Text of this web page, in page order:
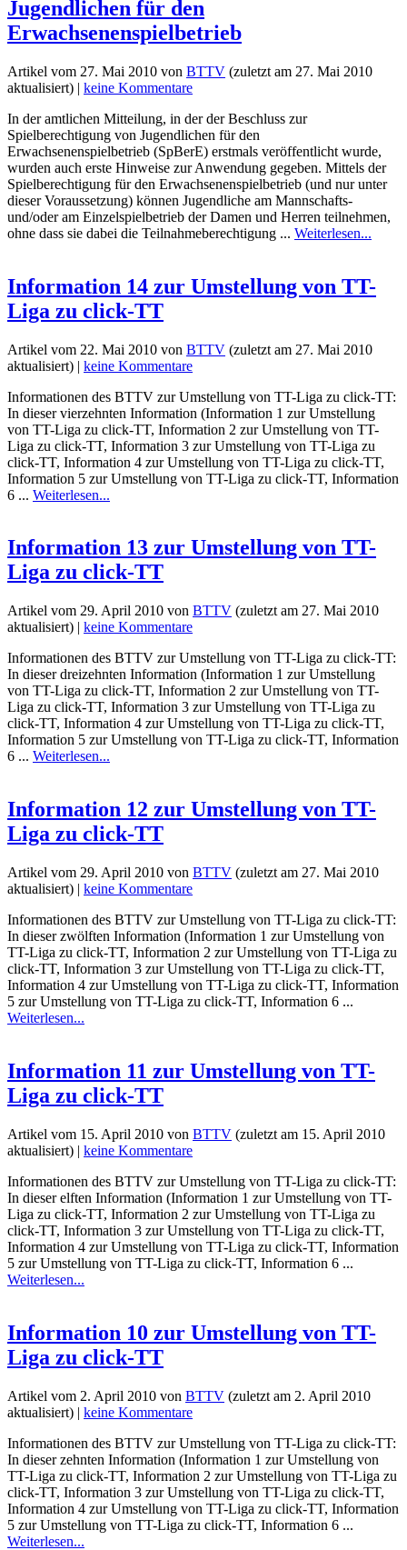
Jugendlichen für den
Erwachsenenspielbetrieb
Artikel vom 27. Mai 2010 von BTTV (zuletzt am 27. Mai 2010
aktualisiert) | keine Kommentare
In der amtlichen Mitteilung, in der der Beschluss zur
Spielberechtigung von Jugendlichen für den
Erwachsenenspielbetrieb (SpBerE) erstmals veröffentlicht wurde,
wurden auch erste Hinweise zur Anwendung gegeben. Mittels der
Spielberechtigung für den Erwachsenenspielbetrieb (und nur unter
dieser Voraussetzung) können Jugendliche am Mannschafts-
und/oder am Einzelspielbetrieb der Damen und Herren teilnehmen,
ohne dass sie dabei die Teilnahmeberechtigung ... Weiterlesen...
Information 14 zur Umstellung von TT-
Liga zu click-TT
Artikel vom 22. Mai 2010 von BTTV (zuletzt am 27. Mai 2010
aktualisiert) | keine Kommentare
Informationen des BTTV zur Umstellung von TT-Liga zu click-TT:
In dieser vierzehnten Information (Information 1 zur Umstellung
von TT-Liga zu click-TT, Information 2 zur Umstellung von TT-
Liga zu click-TT, Information 3 zur Umstellung von TT-Liga zu
click-TT, Information 4 zur Umstellung von TT-Liga zu click-TT,
Information 5 zur Umstellung von TT-Liga zu click-TT, Information
6 ... Weiterlesen...
Information 13 zur Umstellung von TT-
Liga zu click-TT
Artikel vom 29. April 2010 von BTTV (zuletzt am 27. Mai 2010
aktualisiert) | keine Kommentare
Informationen des BTTV zur Umstellung von TT-Liga zu click-TT:
In dieser dreizehnten Information (Information 1 zur Umstellung
von TT-Liga zu click-TT, Information 2 zur Umstellung von TT-
Liga zu click-TT, Information 3 zur Umstellung von TT-Liga zu
click-TT, Information 4 zur Umstellung von TT-Liga zu click-TT,
Information 5 zur Umstellung von TT-Liga zu click-TT, Information
6 ... Weiterlesen...
Information 12 zur Umstellung von TT-
Liga zu click-TT
Artikel vom 29. April 2010 von BTTV (zuletzt am 27. Mai 2010
aktualisiert) | keine Kommentare
Informationen des BTTV zur Umstellung von TT-Liga zu click-TT:
In dieser zwölften Information (Information 1 zur Umstellung von
TT-Liga zu click-TT, Information 2 zur Umstellung von TT-Liga zu
click-TT, Information 3 zur Umstellung von TT-Liga zu click-TT,
Information 4 zur Umstellung von TT-Liga zu click-TT, Information
5 zur Umstellung von TT-Liga zu click-TT, Information 6 ...
Weiterlesen...
Information 11 zur Umstellung von TT-
Liga zu click-TT
Artikel vom 15. April 2010 von BTTV (zuletzt am 15. April 2010
aktualisiert) | keine Kommentare
Informationen des BTTV zur Umstellung von TT-Liga zu click-TT:
In dieser elften Information (Information 1 zur Umstellung von TT-
Liga zu click-TT, Information 2 zur Umstellung von TT-Liga zu
click-TT, Information 3 zur Umstellung von TT-Liga zu click-TT,
Information 4 zur Umstellung von TT-Liga zu click-TT, Information
5 zur Umstellung von TT-Liga zu click-TT, Information 6 ...
Weiterlesen...
Information 10 zur Umstellung von TT-
Liga zu click-TT
Artikel vom 2. April 2010 von BTTV (zuletzt am 2. April 2010
aktualisiert) | keine Kommentare
Informationen des BTTV zur Umstellung von TT-Liga zu click-TT:
In dieser zehnten Information (Information 1 zur Umstellung von
TT-Liga zu click-TT, Information 2 zur Umstellung von TT-Liga zu
click-TT, Information 3 zur Umstellung von TT-Liga zu click-TT,
Information 4 zur Umstellung von TT-Liga zu click-TT, Information
5 zur Umstellung von TT-Liga zu click-TT, Information 6 ...
Weiterlesen...